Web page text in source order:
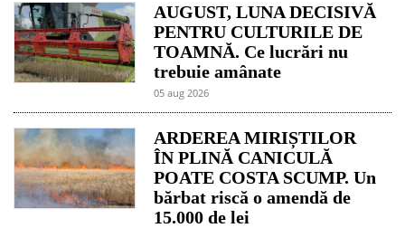
AUGUST, LUNA DECISIVĂ
PENTRU CULTURILE DE
TOAMNĂ. Ce lucrări nu
trebuie amânate
05 aug 2026
ARDEREA MIRIȘTILOR
ÎN PLINĂ CANICULĂ
POATE COSTA SCUMP. Un
bărbat riscă o amendă de
15.000 de lei